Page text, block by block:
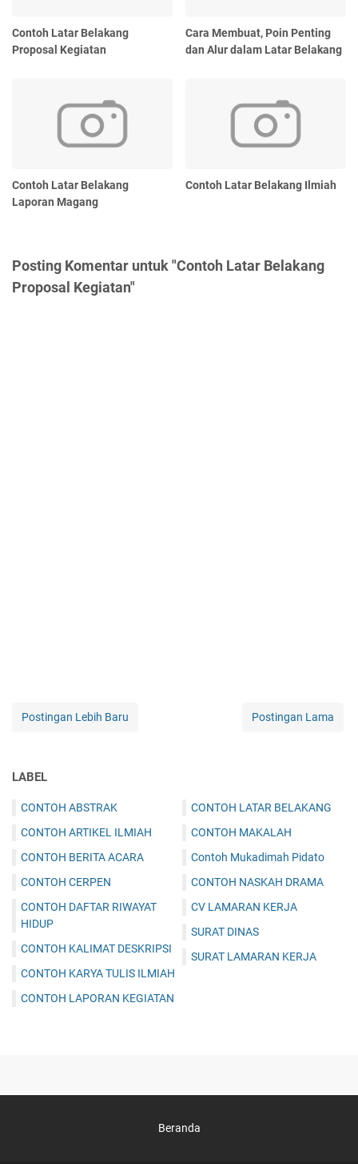
Contoh Latar Belakang
Proposal Kegiatan
Cara Membuat, Poin Penting
dan Alur dalam Latar Belakang
Contoh Latar Belakang
Laporan Magang
Contoh Latar Belakang Ilmiah
Posting Komentar untuk "Contoh Latar Belakang
Proposal Kegiatan"
Postingan Lebih Baru Postingan Lama
LABEL
CONTOH ABSTRAK
CONTOH ARTIKEL ILMIAH
CONTOH BERITA ACARA
CONTOH CERPEN
CONTOH DAFTAR RIWAYAT
HIDUP
CONTOH KALIMAT DESKRIPSI
CONTOH KARYA TULIS ILMIAH
CONTOH LAPORAN KEGIATAN
CONTOH LATAR BELAKANG
CONTOH MAKALAH
Contoh Mukadimah Pidato
CONTOH NASKAH DRAMA
CV LAMARAN KERJA
SURAT DINAS
SURAT LAMARAN KERJA
Beranda